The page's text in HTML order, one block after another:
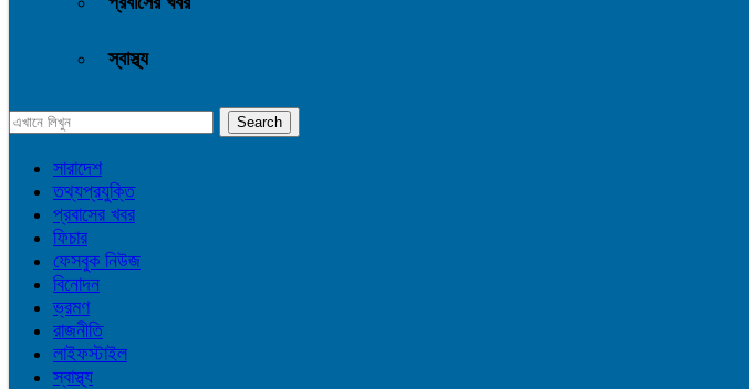
স্বাস্থ্য
সারাদেশ
তথ্যপ্রযুক্তি
প্রবাসের খবর
ফিচার
ফেসবুক নিউজ
বিনোদন
ভ্রমণ
রাজনীতি
লাইফস্টাইল
স্বাস্থ্য